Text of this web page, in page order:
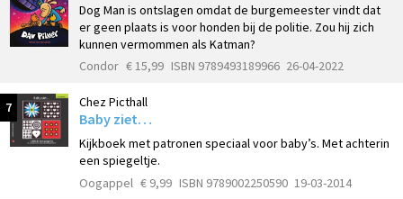
Dog Man is ontslagen omdat de burgemeester vindt dat
er geen plaats is voor honden bij de politie. Zou hij zich
kunnen vermommen als Katman?
Condor € 15,99 ISBN 9789493189966 26-04-2022
7 Chez Picthall
Baby ziet…
Kijkboek met patronen speciaal voor baby’s. Met achterin
een spiegeltje.
Oogappel € 9,99 ISBN 9789002250590 19-03-2014